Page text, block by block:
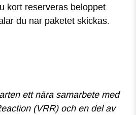
kort reserveras beloppet.
du när paketet skickas.
ett nära samarbete med
(VRR) och en del av